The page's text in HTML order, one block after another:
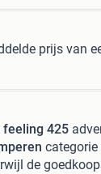
prijs van
feeling 425
categorie
de